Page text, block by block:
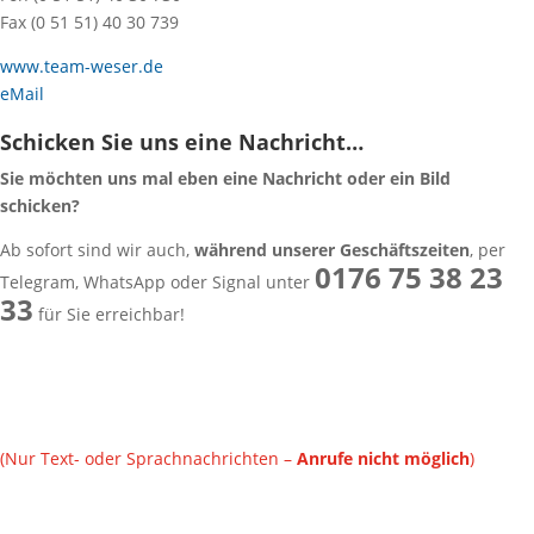
Fax (0 51 51) 40 30 739
www.team-weser.de
eMail
Schicken Sie uns eine Nachricht…
Sie möchten uns mal eben eine Nachricht oder ein Bild
schicken?
Ab sofort sind wir auch, während unserer Geschäftszeiten, per
Telegram, WhatsApp oder Signal unter 0176 75 38 23
33 für Sie erreichbar!
(Nur Text- oder Sprachnachrichten – Anrufe nicht möglich)